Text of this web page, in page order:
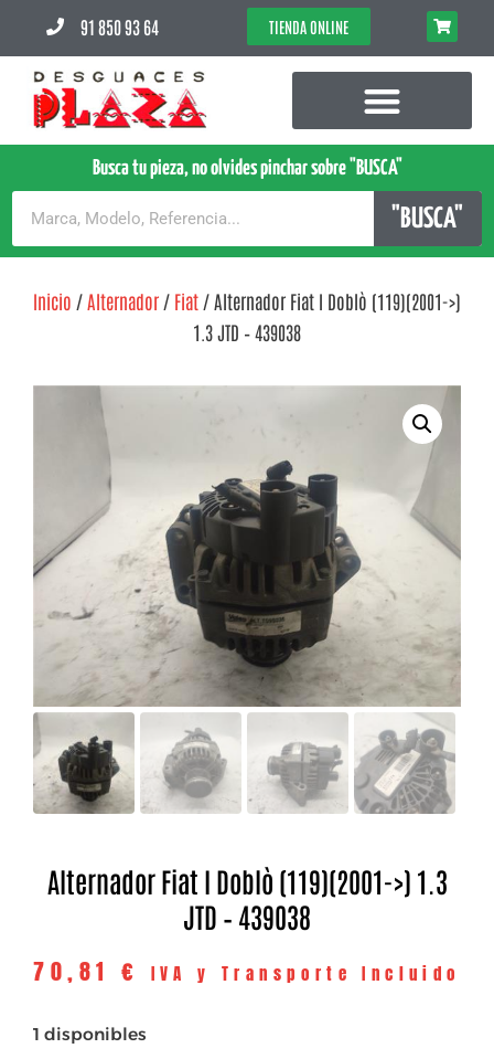
91 850 93 64 TIENDA ONLINE
Busca tu pieza, no olvides pinchar sobre "BUSCA"
"BUSCA"
Inicio / Alternador / Fiat / Alternador Fiat I Doblò (119)(2001->)
1.3 JTD – 439038
Alternador Fiat I Doblò (119)(2001->) 1.3
JTD – 439038
70,81 € IVA y Transporte Incluido
1 disponibles